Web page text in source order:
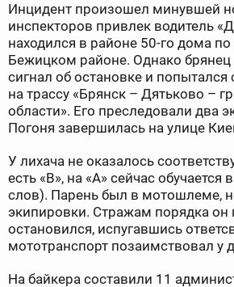
Инцидент произошел минувшей
инспекторов привлек водитель
находился в районе 50-го дома
Бежицком районе. Однако
сигнал об остановке и попытался
на трассу «Брянск – Дятьково –
области». Его преследовали два
Погоня завершилась на улице
У лихача не оказалось
есть «В», на «А» сейчас обучается
слов). Парень был в мотошлеме,
экипировки. Стражам порядка он
остановился, испугавшись
мототранспорт позаимствовал у
На байкера составили 11